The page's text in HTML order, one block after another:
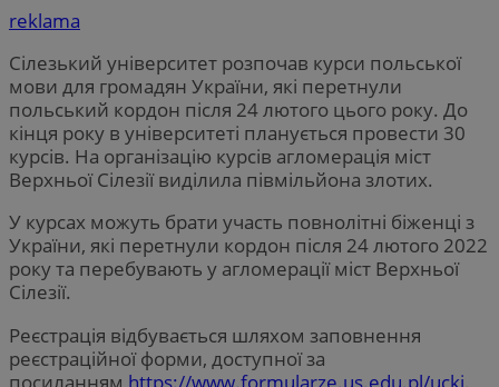
reklama
Сілезький університет розпочав курси польської
мови для громадян України, які перетнули
польський кордон після 24 лютого цього року. До
кінця року в університеті планується провести 30
курсів. На організацію курсів агломерація міст
Верхньої Сілезії виділила півмільйона злотих.
У курсах можуть брати участь повнолітні біженці з
України, які перетнули кордон після 24 лютого 2022
року та перебувають у агломерації міст Верхньої
Сілезії.
Реєстрація відбувається шляхом заповнення
реєстраційної форми, доступної за
посиланням https://www.formularze.us.edu.pl/uckj